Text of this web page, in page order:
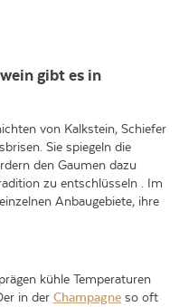
gibt es in
von Kalkstein, Schiefer
Sie spiegeln die
den Gaumen dazu
zu entschlüsseln . Im
Anbaugebiete, ihre
prägen kühle Temperaturen
in der Champagne so oft